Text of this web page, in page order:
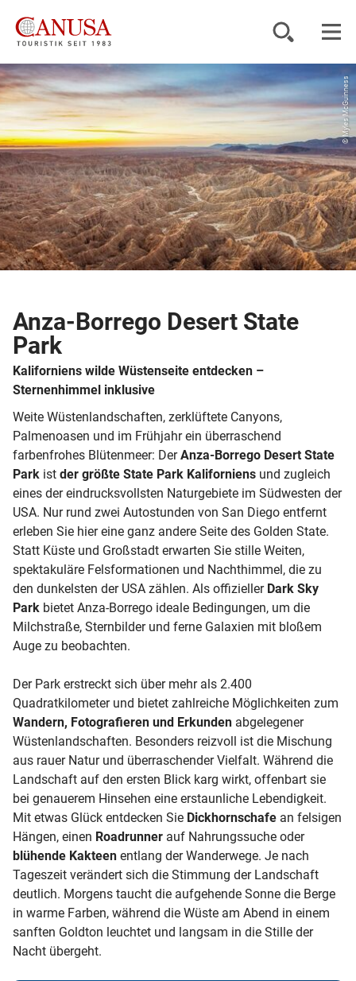
Reiseziele
Reisearten
Inspiration
Service
© Myles McGuinness
Anza-Borrego Desert State
Park
Kaliforniens wilde Wüstenseite entdecken –
Sternenhimmel inklusive
Weite Wüstenlandschaften, zerklüftete Canyons,
Palmenoasen und im Frühjahr ein überraschend
farbenfrohes Blütenmeer: DerAnza-Borrego Desert State
Park ist der größte State Park Kaliforniens und zugleich
eines der eindrucksvollsten Naturgebiete im Südwesten der
USA. Nur rund zwei Autostunden von San Diego entfernt
erleben Sie hier eine ganz andere Seite des Golden State.
Statt Küste und Großstadt erwarten Sie stille Weiten,
spektakuläre Felsformationen und Nachthimmel, die zu
den dunkelsten der USA zählen. Als offizieller Dark Sky
Park bietet Anza-Borrego ideale Bedingungen, um die
Milchstraße, Sternbilder und ferne Galaxien mit bloßem
Auge zu beobachten.
Der Park erstreckt sich über mehr als 2.400
Quadratkilometer und bietet zahlreiche Möglichkeiten zum
Wandern, Fotografieren und Erkunden abgelegener
Wüstenlandschaften. Besonders reizvoll ist die Mischung
aus rauer Natur und überraschender Vielfalt. Während die
Landschaft auf den ersten Blick karg wirkt, offenbart sie
bei genauerem Hinsehen eine erstaunliche Lebendigkeit.
Mit etwas Glück entdecken Sie Dickhornschafe an felsigen
Hängen, einen Roadrunner auf Nahrungssuche oder
blühende Kakteen entlang der Wanderwege. Je nach
Tageszeit verändert sich die Stimmung der Landschaft
deutlich. Morgens taucht die aufgehende Sonne die Berge
in warme Farben, während die Wüste am Abend in einem
sanften Goldton leuchtet und langsam in die Stille der
Nacht übergeht.